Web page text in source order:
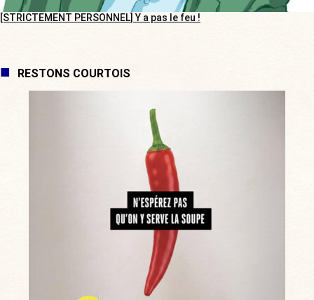
[STRICTEMENT PERSONNEL] Y a pas le feu !
RESTONS COURTOIS